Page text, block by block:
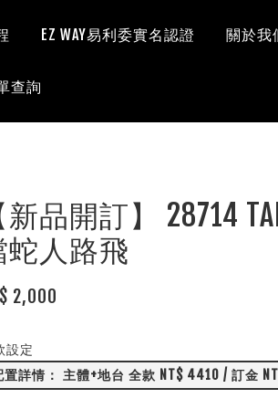
EZ WAY易利委實名認證 關於我
查詢
新品開訂】 28714
蛇人路飛
2,000
設定
置詳情： 主體+地台 全款 NT$ 4410 / 訂金